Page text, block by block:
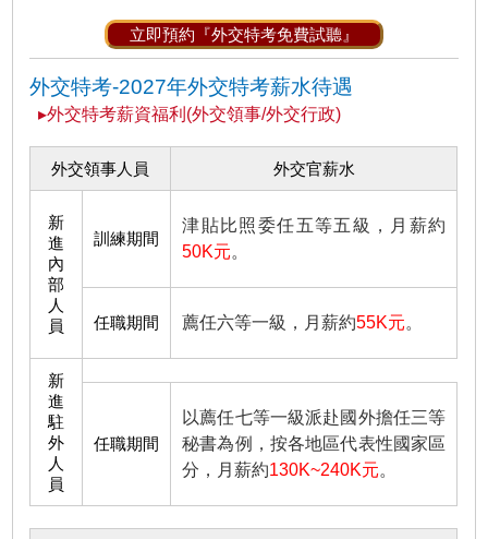
立即預約『外交特考免費試聽』
外交特考-2027年外交特考薪水待遇
▸外交特考薪資福利(外交領事/外交行政)
外交領事人員 外交官薪水
新
進
內
部
人
員
訓練期間
津貼比照委任五等五級，月薪約
50K元。
任職期間 薦任六等一級，月薪約55K元。
新
進
駐
外
人
員
任職期間
以薦任七等一級派赴國外擔任三等
秘書為例，按各地區代表性國家區
分，月薪約130K~240K元。